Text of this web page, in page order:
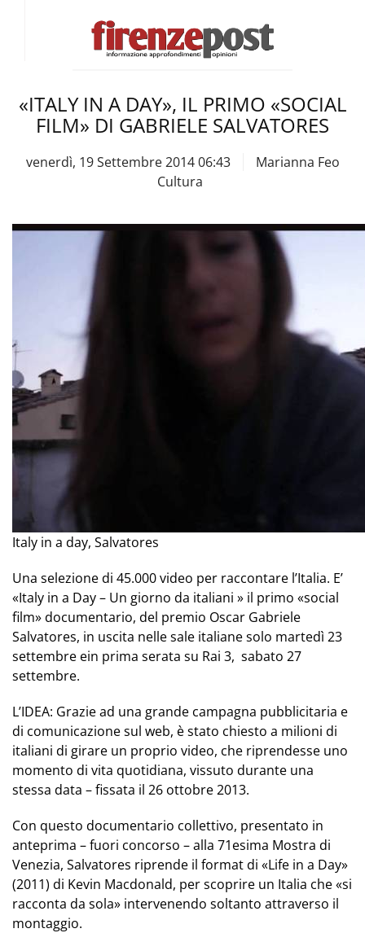
«ITALY IN A DAY», IL PRIMO «SOCIAL
FILM» DI GABRIELE SALVATORES
venerdì, 19 Settembre 2014 06:43
Marianna Feo
Cultura
Italy in a day, Salvatores
Una selezione di 45.000 video per raccontare l’Italia. E’
«Italy in a Day – Un giorno da italiani » il primo «social
film» documentario, del premio Oscar Gabriele
Salvatores, in uscita nelle sale italiane solo martedì 23
settembre ein prima serata su Rai 3, sabato 27
settembre.
L’IDEA: Grazie ad una grande campagna pubblicitaria e
di comunicazione sul web, è stato chiesto a milioni di
italiani di girare un proprio video, che riprendesse uno
momento di vita quotidiana, vissuto durante una
stessa data – fissata il 26 ottobre 2013.
Con questo documentario collettivo, presentato in
anteprima – fuori concorso – alla 71esima Mostra di
Venezia, Salvatores riprende il format di «Life in a Day»
(2011) di Kevin Macdonald, per scoprire un Italia che «si
racconta da sola» intervenendo soltanto attraverso il
montaggio.